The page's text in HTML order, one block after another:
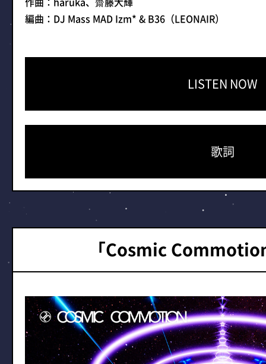
作曲：haruka、齋藤大輝
編曲：DJ Mass MAD Izm* & B36（LEONAIR）
LISTEN NOW
歌詞
「Cosmic